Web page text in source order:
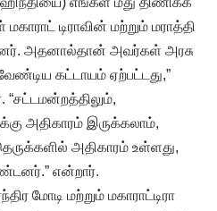
டிராவின் மற்றும் மராத்தி
அதனால்தான் அவர்கள் அரசு
கட்டாயம் ஏற்பட்டது,”
“சட்டமன்றத்திலும்,
அதிகாரம் இருக்கலாம்,
அதிகாரம் உள்ளது,
என்றார்.
மோடி மற்றும் மகாராட்டிரா